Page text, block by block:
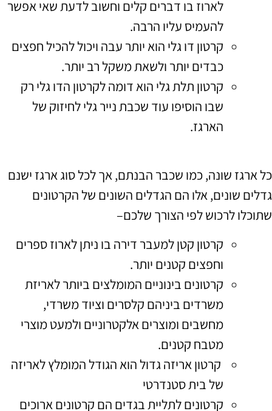
לארוז בו דברים קלים וחשוב לדעת שאי אפשר
להעמיס עליו הרבה.
קרטון דו גלי הוא יותר עבה ויכול להכיל חפצים
כבדים יותר ולשאת משקל רב יותר.
קרטון תלת גלי הוא דומה לקרטון הדו גלי רק
שבו הוסיפו עוד שכבת נייר גלי לחיזוק של
הארגז.
כל ארגז שונה,כמו שכבר הבנתם,אך לכל סוג ארגז ישנם
גדלים שונים,אלו הם הגדלים השונים של הקרטונים
שתוכלו לרכוש לפי הצורך שלכם–
קרטון קטן למעבר דירה בו ניתן לארוז ספרים
וחפצים קטנים יותר.
קרטונים בינוניים המומלצים ביותר לאריזת
משרדים ביניהם קלסרים וציוד משרדי,
מחשבים ומוצרים אלקטרוניים ולמעט מוצרי
מטבח קטנים.
קרטון אריזה גדול הוא הגודל המומלץ לאריזה
של בית סטנדרטי
קרטונים לתליית בגדים הם קרטונים ארוכים